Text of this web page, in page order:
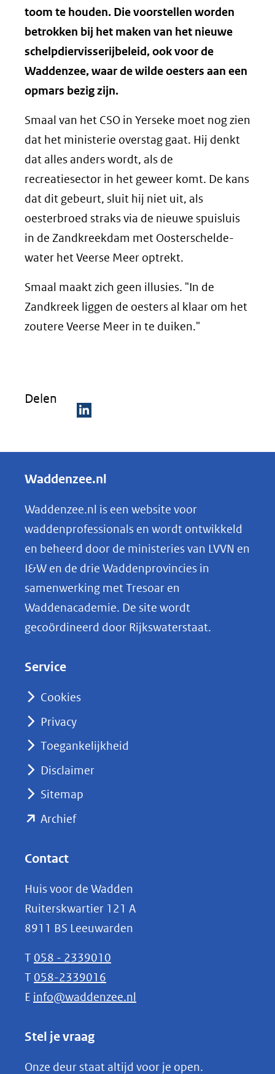
toom te houden. Die voorstellen worden
betrokken bij het maken van het nieuwe
schelpdiervisserijbeleid, ook voor de
Waddenzee, waar de wilde oesters aan een
opmars bezig zijn.
Smaal van het CSO in Yerseke moet nog zien
dat het ministerie overstag gaat. Hij denkt
dat alles anders wordt, als de
recreatiesector in het geweer komt. De kans
dat dit gebeurt, sluit hij niet uit, als
oesterbroed straks via de nieuwe spuisluis
in de Zandkreekdam met Oosterschelde-
water het Veerse Meer optrekt.
Smaal maakt zich geen illusies. "In de
Zandkreek liggen de oesters al klaar om het
zoutere Veerse Meer in te duiken."
Delen
e
e
n
o
p
k
e
nieuw
naar
Waddenzee.nl
Waddenzee.nl is een website voor
waddenprofessionals en wordt ontwikkeld
en beheerd door de ministeries van LVVN en
I&W en de drie Waddenprovincies in
samenwerking met Tresoar en
Waddenacademie. De site wordt
gecoördineerd door Rijkswaterstaat.
Service
Cookies
Privacy
Toegankelijkheid
Disclaimer
Sitemap
Archief(opent
(verwijst
naar
een
andere
website)
Contact
Huis voor de Wadden
Ruiterskwartier 121 A
8911 BS Leeuwarden
T 058 - 2339010
T 058-2339016
E info@waddenzee.nl
Stel je vraag
Onze deur staat altijd voor je open.